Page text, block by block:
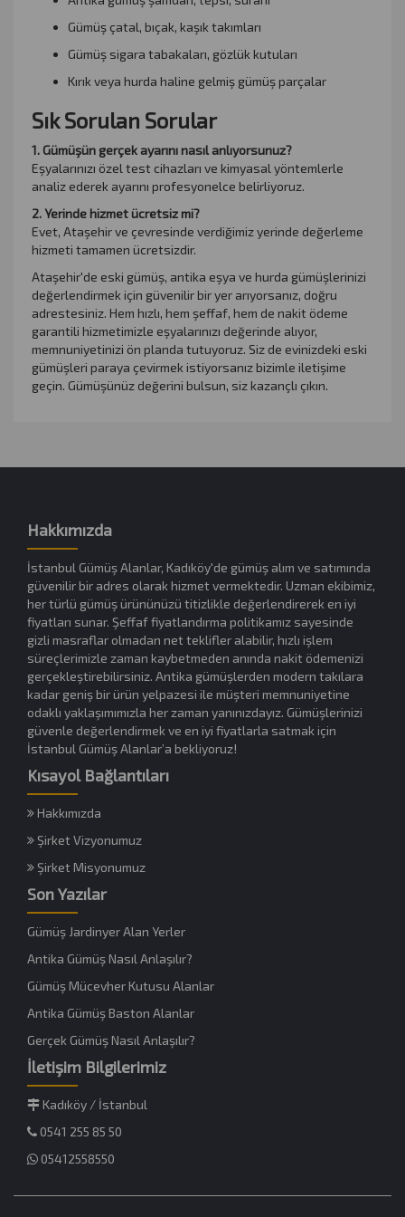
Gümüş çatal, bıçak, kaşık takımları
Gümüş sigara tabakaları, gözlük kutuları
Kırık veya hurda haline gelmiş gümüş parçalar
Sık Sorulan Sorular
1. Gümüşün gerçek ayarını nasıl anlıyorsunuz?
Eşyalarınızı özel test cihazları ve kimyasal yöntemlerle
analiz ederek ayarını profesyonelce belirliyoruz.
2. Yerinde hizmet ücretsiz mi?
Evet, Ataşehir ve çevresinde verdiğimiz yerinde değerleme
hizmeti tamamen ücretsizdir.
Ataşehir'de eski gümüş, antika eşya ve hurda gümüşlerinizi
değerlendirmek için güvenilir bir yer arıyorsanız, doğru
adrestesiniz. Hem hızlı, hem şeffaf, hem de nakit ödeme
garantili hizmetimizle eşyalarınızı değerinde alıyor,
memnuniyetinizi ön planda tutuyoruz. Siz de evinizdeki eski
gümüşleri paraya çevirmek istiyorsanız bizimle iletişime
geçin. Gümüşünüz değerini bulsun, siz kazançlı çıkın.
Hakkımızda
İstanbul Gümüş Alanlar, Kadıköy'de gümüş alım ve satımında
güvenilir bir adres olarak hizmet vermektedir. Uzman ekibimiz,
her türlü gümüş ürününüzü titizlikle değerlendirerek en iyi
fiyatları sunar. Şeffaf fiyatlandırma politikamız sayesinde
gizli masraflar olmadan net teklifler alabilir, hızlı işlem
süreçlerimizle zaman kaybetmeden anında nakit ödemenizi
gerçekleştirebilirsiniz. Antika gümüşlerden modern takılara
kadar geniş bir ürün yelpazesi ile müşteri memnuniyetine
odaklı yaklaşımımızla her zaman yanınızdayız. Gümüşlerinizi
güvenle değerlendirmek ve en iyi fiyatlarla satmak için
İstanbul Gümüş Alanlar’a bekliyoruz!
Kısayol Bağlantıları
Hakkımızda
Şirket Vizyonumuz
Şirket Misyonumuz
Son Yazılar
Gümüş Jardinyer Alan Yerler
Antika Gümüş Nasıl Anlaşılır?
Gümüş Mücevher Kutusu Alanlar
Antika Gümüş Baston Alanlar
Gerçek Gümüş Nasıl Anlaşılır?
İletişim Bilgilerimiz
Kadıköy / İstanbul
0541 255 85 50
05412558550